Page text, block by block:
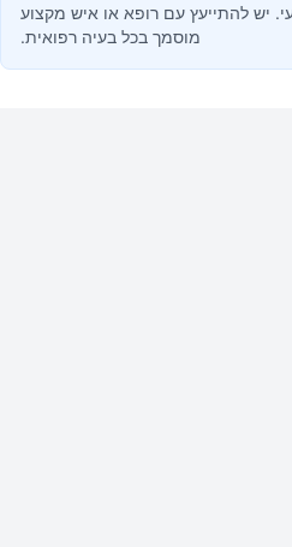
יש להתייעץ עם רופא או איש מקצוע
מוסמך בכל בעיה רפואית.